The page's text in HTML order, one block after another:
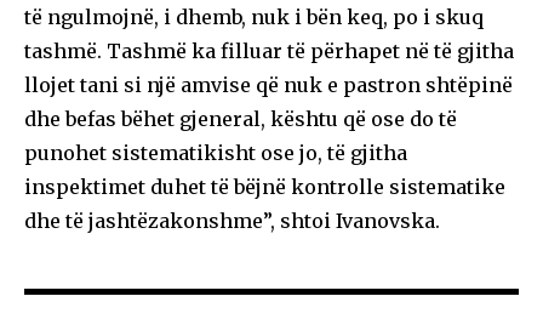
të ngulmojnë, i dhemb, nuk i bën keq, po i skuq
tashmë. Tashmë ka filluar të përhapet në të gjitha
llojet tani si një amvise që nuk e pastron shtëpinë
dhe befas bëhet gjeneral, kështu që ose do të
punohet sistematikisht ose jo, të gjitha
inspektimet duhet të bëjnë kontrolle sistematike
dhe të jashtëzakonshme”, shtoi Ivanovska.